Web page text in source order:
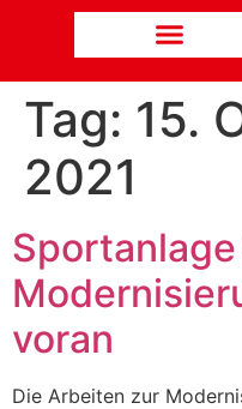
Tag: 15.
2021
voran
Die Arbeiten zur